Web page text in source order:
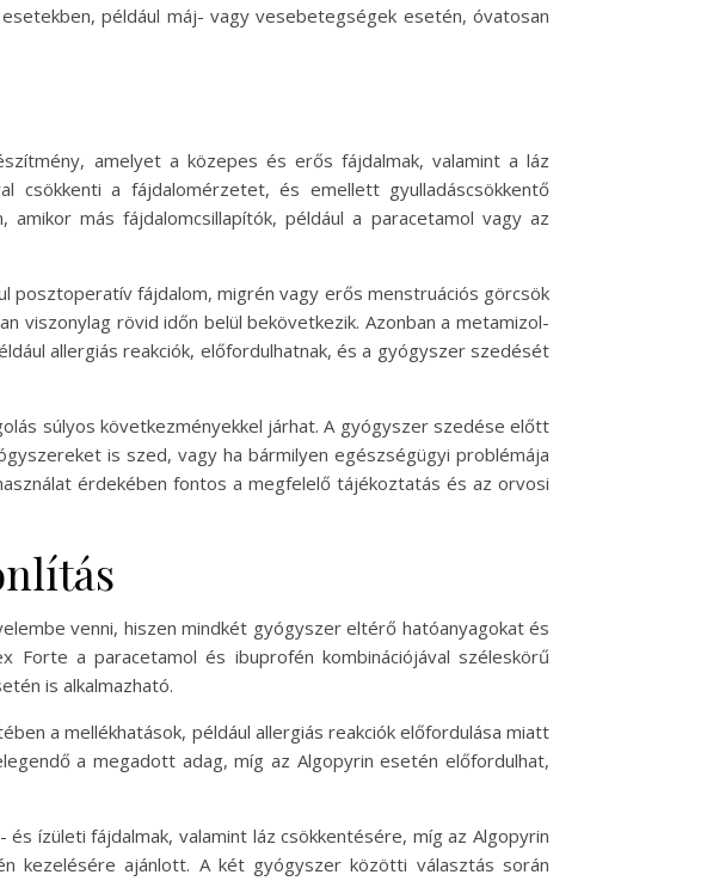
például máj- vagy vesebetegségek esetén, óvatosan
amelyet a közepes és erős fájdalmak, valamint a láz
csökkenti a fájdalomérzetet, és emellett gyulladáscsökkentő
más fájdalomcsillapítók, például a paracetamol vagy az
posztoperatív fájdalom, migrén vagy erős menstruációs görcsök
viszonylag rövid időn belül bekövetkezik. Azonban a metamizol-
allergiás reakciók, előfordulhatnak, és a gyógyszer szedését
súlyos következményekkel járhat. A gyógyszer szedése előtt
is szed, vagy ha bármilyen egészségügyi problémája
érdekében fontos a megfelelő tájékoztatás és az orvosi
venni, hiszen mindkét gyógyszer eltérő hatóanyagokat és
Forte a paracetamol és ibuprofén kombinációjával széleskörű
is alkalmazható.
a mellékhatások, például allergiás reakciók előfordulása miatt
a megadott adag, míg az Algopyrin esetén előfordulhat,
ízületi fájdalmak, valamint láz csökkentésére, míg az Algopyrin
kezelésére ajánlott. A két gyógyszer közötti választás során